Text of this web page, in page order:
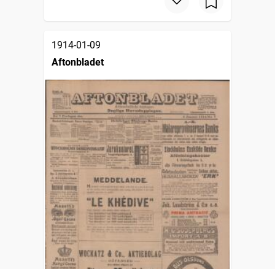
1914-01-09
Aftonbladet